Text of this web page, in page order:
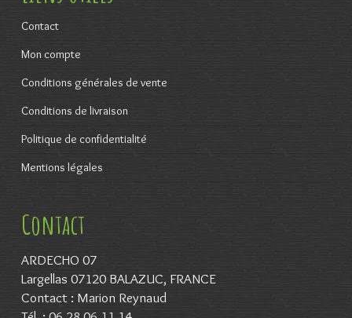
Contact
Mon compte
Conditions générales de vente
Conditions de livraison
Politique de confidentialité
Mentions légales
Contact
ARDECHO 07
Largellas 07120 BALAZUC, FRANCE
Contact : Marion Reynaud